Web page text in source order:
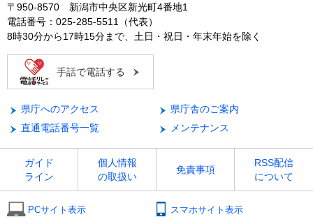
〒950-8570 新潟市中央区新光町4番地1
電話番号：025-285-5511（代表）
8時30分から17時15分まで、土日・祝日・年末年始を除く
手話で電話する
県庁へのアクセス
県庁舎のご案内
直通電話番号一覧
メンテナンス
ガイド
ライン
個人情報
の取扱い
免責事項
RSS配信
について
PCサイト表示 スマホサイト表示